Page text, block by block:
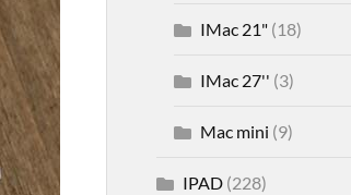
IMac 21"(18)
IMac 27'' (3)
Mac mini (9)
IPAD(228)